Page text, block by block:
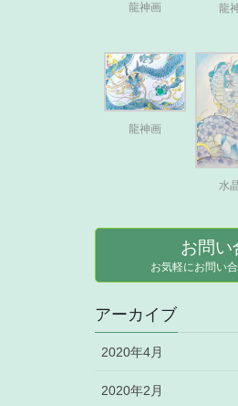
龍神画 龍
龍神画
水
お問い
お気軽にお問い
アーカイブ
2020年4月
2020年2月